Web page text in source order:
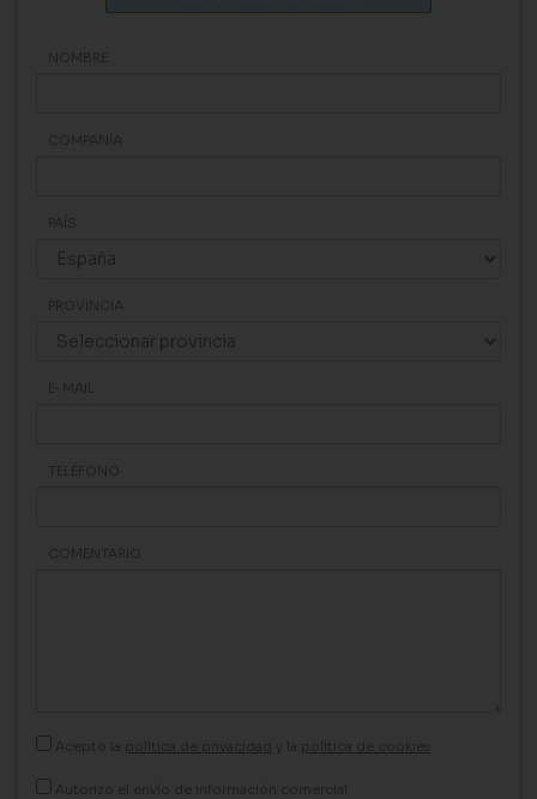
NOMBRE
COMPANÍA
PAÍS
PROVINCIA
E-MAIL
TELÉFONO
COMENTARIO
Acepto la política de privacidad y la política de cookies
Autorizo el envío de información comercial.